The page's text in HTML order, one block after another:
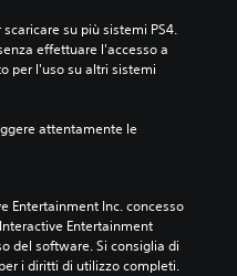
su più sistemi PS4.
effettuare l'accesso a
per l'uso su altri sistemi
attentamente le
Entertainment Inc. concesso
Entertainment
del software. Si consiglia di
i diritti di utilizzo completi.